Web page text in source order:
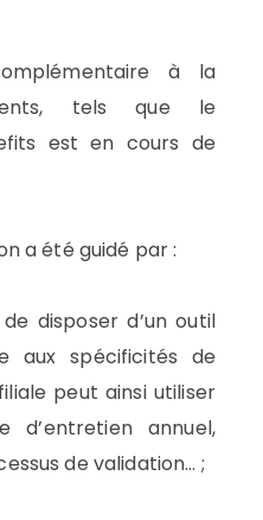
à la
tels que le
est en cours de
a été guidé par :
d’un outil
aux spécificités de
peut ainsi utiliser
d’entretien annuel,
de validation… ;